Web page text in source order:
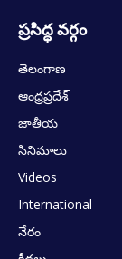
ప్రసిద్ధ వర్గం
తెలంగాణ
ఆంధ్రప్రదేశ్
జాతీయ
సినిమాలు
Videos
International
నేరం